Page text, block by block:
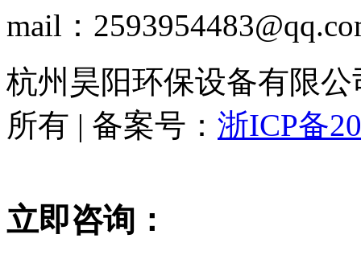
mail：
杭州昊阳环保设备有限公
所有 | 备案号： 浙ICP备
立即咨询：